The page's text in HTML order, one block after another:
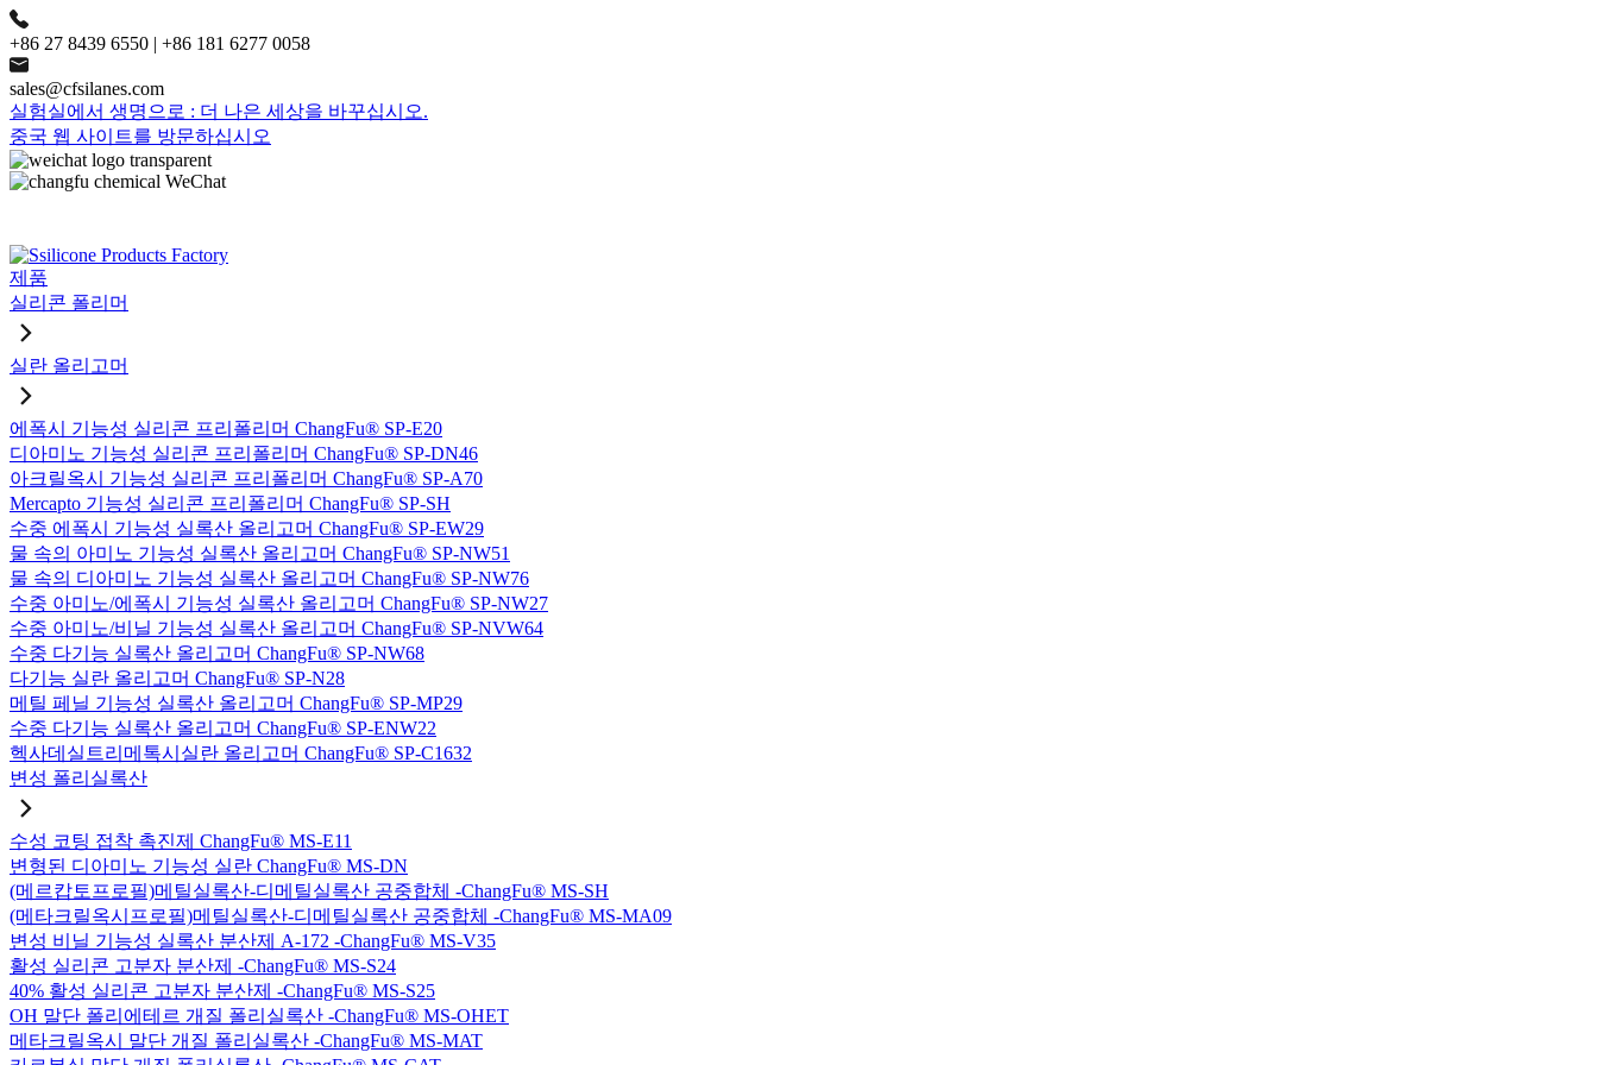
+86 27 8439 6550 | +86 181 6277 0058
sales@cfsilanes.com
실험실에서 생명으로 : 더 나은 세상을 바꾸십시오.
중국 웹 사이트를 방문하십시오
제품
실리콘 폴리머
실란 올리고머
에폭시 기능성 실리콘 프리폴리머 ChangFu® SP-E20
디아미노 기능성 실리콘 프리폴리머 ChangFu® SP-DN46
아크릴옥시 기능성 실리콘 프리폴리머 ChangFu® SP-A70
Mercapto 기능성 실리콘 프리폴리머 ChangFu® SP-SH
수중 에폭시 기능성 실록산 올리고머 ChangFu® SP-EW29
물 속의 아미노 기능성 실록산 올리고머 ChangFu® SP-NW51
물 속의 디아미노 기능성 실록산 올리고머 ChangFu® SP-NW76
수중 아미노/에폭시 기능성 실록산 올리고머 ChangFu® SP-NW27
수중 아미노/비닐 기능성 실록산 올리고머 ChangFu® SP-NVW64
수중 다기능 실록산 올리고머 ChangFu® SP-NW68
다기능 실란 올리고머 ChangFu® SP-N28
메틸 페닐 기능성 실록산 올리고머 ChangFu® SP-MP29
수중 다기능 실록산 올리고머 ChangFu® SP-ENW22
헥사데실트리메톡시실란 올리고머 ChangFu® SP-C1632
변성 폴리실록산
수성 코팅 접착 촉진제 ChangFu® MS-E11
변형된 디아미노 기능성 실란 ChangFu® MS-DN
(메르캅토프로필)메틸실록산-디메틸실록산 공중합체 -ChangFu® MS-SH
(메타크릴옥시프로필)메틸실록산-디메틸실록산 공중합체 -ChangFu® MS-MA09
변성 비닐 기능성 실록산 분산제 A-172 -ChangFu® MS-V35
활성 실리콘 고분자 분산제 -ChangFu® MS-S24
40% 활성 실리콘 고분자 분산제 -ChangFu® MS-S25
OH 말단 폴리에테르 개질 폴리실록산 -ChangFu® MS-OHET
메타크릴옥시 말단 개질 폴리실록산 -ChangFu® MS-MAT